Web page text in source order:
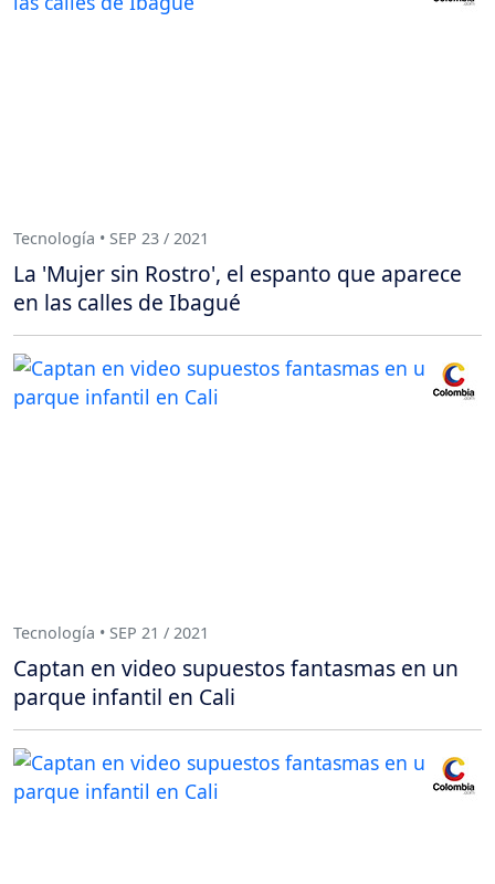
Tecnología • SEP 23 / 2021
La 'Mujer sin Rostro', el espanto que aparece
en las calles de Ibagué
Tecnología • SEP 21 / 2021
Captan en video supuestos fantasmas en un
parque infantil en Cali